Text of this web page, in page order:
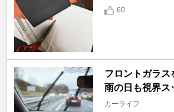
60
フロントガラス
雨の日も視界ス
カーライフ